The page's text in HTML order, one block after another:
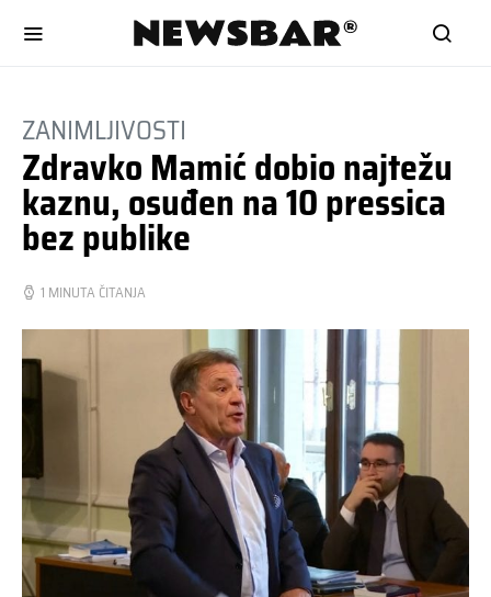
ZANIMLJIVOSTI
Zdravko Mamić dobio najtežu
kaznu, osuđen na 10 pressica
bez publike
1 MINUTA ČITANJA